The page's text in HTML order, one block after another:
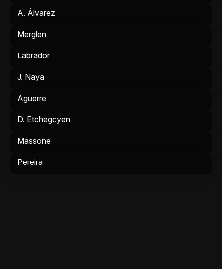
A. Álvarez
Merglen
Labrador
J. Naya
Aguerre
D. Etchegoyen
Massone
Pereira